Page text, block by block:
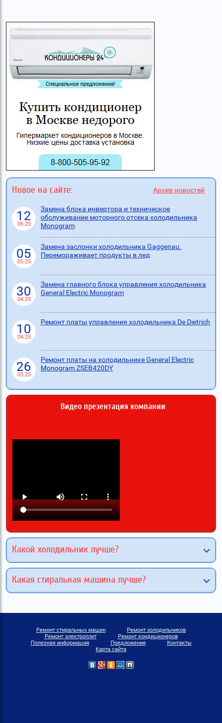
Новое на сайте: Архив новостей
12
06.25
Замена блока инвертора и техническое
обслуживание моторного отсека холодильника
Monogram
05
05.25
Замена заслонки холодильника Gaggenau.
Перемораживает продукты в лед
30
04.25
Замена главного блока управления холодильника
General Electric Monogram
10
04.25
Ремонт платы управления холодильника De Dietrich
26
03.25
Ремонт платы на холодильнике General Electric
Monogram ZSEB420DY
Видео презентация компании
Какой холодильник лучше?
Какая стиральная машина лучше?
Ремонт стиральных машин
Ремонт холодильников
Ремонт электроплит
Ремонт кондиционеров
Полезная информация
Предложения
Контакты
Карта сайта